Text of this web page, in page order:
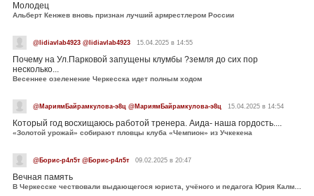
Молодец
Альберт Кенжев вновь признан лучший армрестлером России
@lidiavlab4923 @lidiavlab4923 15.04.2025 в 14:55
Почему на Ул.Парковой запущены клумбы ?земля до сих пор
несколько...
Весеннее озеленение Черкесска идет полным ходом
@МариямБайрамкулова-э8ц @МариямБайрамкулова-э8ц 15.04.2025 в 14:54
Который год восхищаюсь работой тренера. Аида- наша гордость....
«Золотой урожай» собирают пловцы клуба «Чемпион» из Учкекена
@Борис-р4л5т @Борис-р4л5т 09.02.2025 в 20:47
Вечная память
В Черкесске чествовали выдающегося юриста, учёного и педагога Юрия Калмыкова